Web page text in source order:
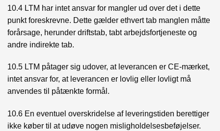
10.4 LTM har intet ansvar for mangler ud over det i dette
punkt foreskrevne. Dette gælder ethvert tab manglen måtte
forårsage, herunder driftstab, tabt arbejdsfortjeneste og
andre indirekte tab.
10.5 LTM påtager sig udover, at leverancen er CE-mærket,
intet ansvar for, at leverancen er lovlig eller lovligt må
anvendes til påtænkte formål.
10.6 En eventuel overskridelse af leveringstiden berettiger
ikke køber til at udøve nogen misligholdelsesbeføjelser.